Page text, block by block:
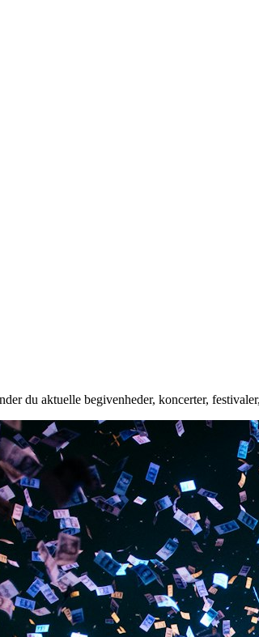
du aktuelle begivenheder, koncerter,